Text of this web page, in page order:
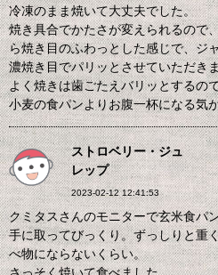
冷凍のまま焼いて大丈夫でした。
焼き具合でかたさが変えられるので
ら焼き目のふわっとした感じで、ジ
濃焼き目でパリッとさせていただき
よく焼きは歯ごたえバリッとするの
小麦の食パンよりお腹一杯になる気
ストロベリー・ジュ
レップ
2023-02-12 12:41:53
クミタスさんのモニターで玄米食パ
手に取ってびっくり。ずっしりと重
べ物にならないくらい。